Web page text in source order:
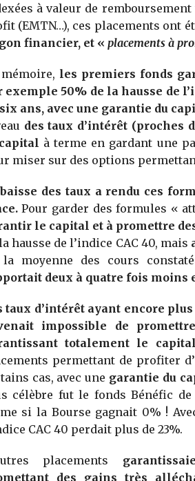
à valeur de
(EMTN…), ces placements ont
financier, et « placements à
les premiers fonds
exemple 50% de la hausse de
ans, avec une garantie du
des taux d’intérêt (proches
à terme en gardant une
miser sur des options
des taux a rendu ces
Pour garder des formules «
le capital et à promettre
hausse de l’indice CAC 40, mais
la moyenne des cours
deux à quatre fois moins
taux d’intérêt ayant encore
impossible de
totalement le
permettant de profiter
cas, avec une garantie du
célèbre fut le fonds Bénéfic
si la Bourse gagnait 0% !
CAC 40 perdait plus de 23%.
placements
des gains très